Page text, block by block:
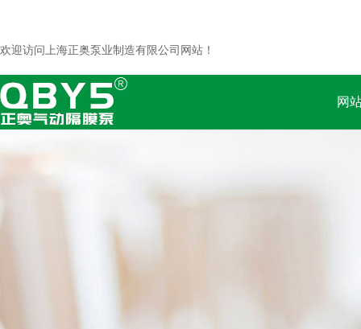
欢迎访问上海正奥泵业制造有限公司网站！
网